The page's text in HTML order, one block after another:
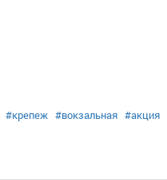
#крепеж #вокзальная #акция